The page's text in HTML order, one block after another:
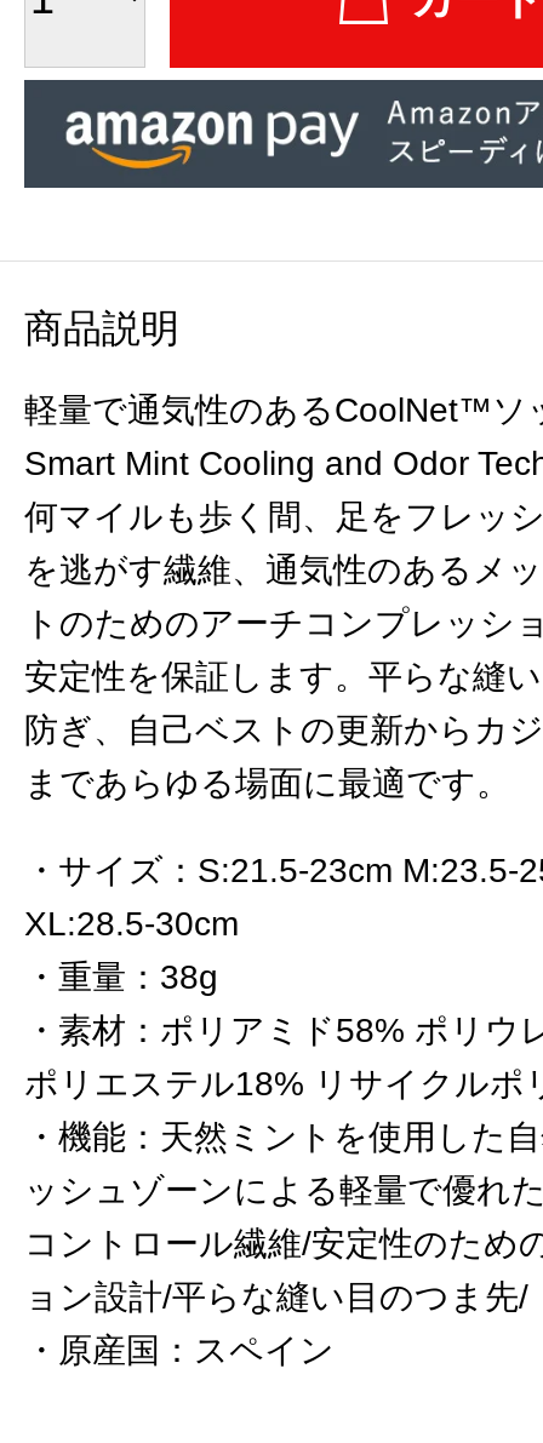
商品説明
軽量で通気性のあるCoolNet™ソ
Smart Mint Cooling and Odor
何マイルも歩く間、足をフレッ
を逃がす繊維、通気性のあるメ
トのためのアーチコンプレッシ
安定性を保証します。平らな縫
防ぎ、自己ベストの更新からカ
まであらゆる場面に最適です。
サイズ ： S:21.5-23cm M:23.5-
XL:28.5-30cm
重量 ： 38g
素材 ： ポリアミド58% ポリウ
ポリエステル18% リサイクルポ
機能 ： 天然ミントを使用した
ッシュゾーンによる軽量で優れ
コントロール繊維/安定性のため
ョン設計/平らな縫い目のつま先/
原産国 ： スペイン